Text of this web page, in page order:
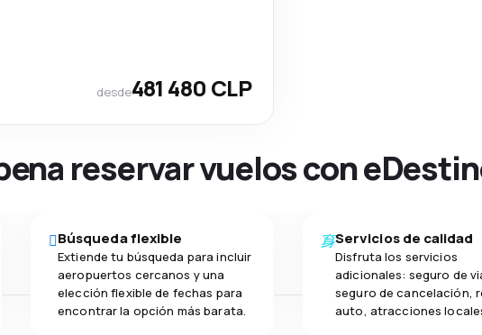
desde481 480 CLP
reservar vuelos con
Búsqueda flexible
Extiende tu búsqueda para incluir
aeropuertos cercanos y una
elección flexible de fechas para
encontrar la opción más barata.
Servicios de calidad
Disfruta los servicios
adicionales: seguro de
seguro de cancelación,
auto, atracciones